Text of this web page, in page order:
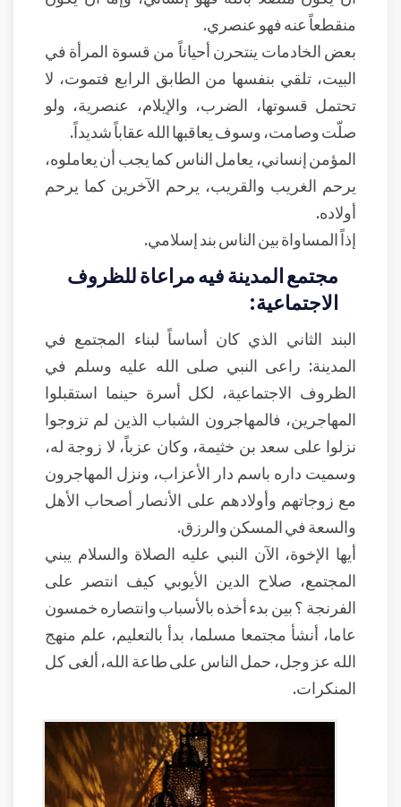
منقطعاً عنه فهو عنصري.
بعض الخادمات ينتحرن أحياناً من قسوة المرأة في
البيت، تلقي بنفسها من الطابق الرابع فتموت، لا
تحتمل قسوتها، الضرب، والإيلام، عنصرية، ولو
صلّت وصامت، وسوف يعاقبها الله عقاباً شديداً.
المؤمن إنساني، يعامل الناس كما يجب أن يعاملوه،
يرحم الغريب والقريب، يرحم الآخرين كما يرحم
أولاده.
إذاً المساواة بين الناس بند إسلامي.
مجتمع المدينة فيه مراعاة للظروف
الاجتماعية:
البند الثاني الذي كان أساساً لبناء المجتمع في
المدينة: راعى النبي صلى الله عليه وسلم في
الظروف الاجتماعية، لكل أسرة حينما استقبلوا
المهاجرين، فالمهاجرون الشباب الذين لم تزوجوا
نزلوا على سعد بن خثيمة، وكان عزباً، لا زوجة له،
وسميت داره باسم دار الأعزاب، ونزل المهاجرون
مع زوجاتهم وأولادهم على الأنصار أصحاب الأهل
والسعة في المسكن والرزق.
أيها الإخوة، الآن النبي عليه الصلاة والسلام يبني
المجتمع، صلاح الدين الأيوبي كيف انتصر على
الفرنجة ؟ بين بدء أخذه بالأسباب وانتصاره خمسون
عاما، أنشأ مجتمعا مسلما، بدأ بالتعليم، علم منهج
الله عز وجل، حمل الناس على طاعة الله، ألغى كل
المنكرات.